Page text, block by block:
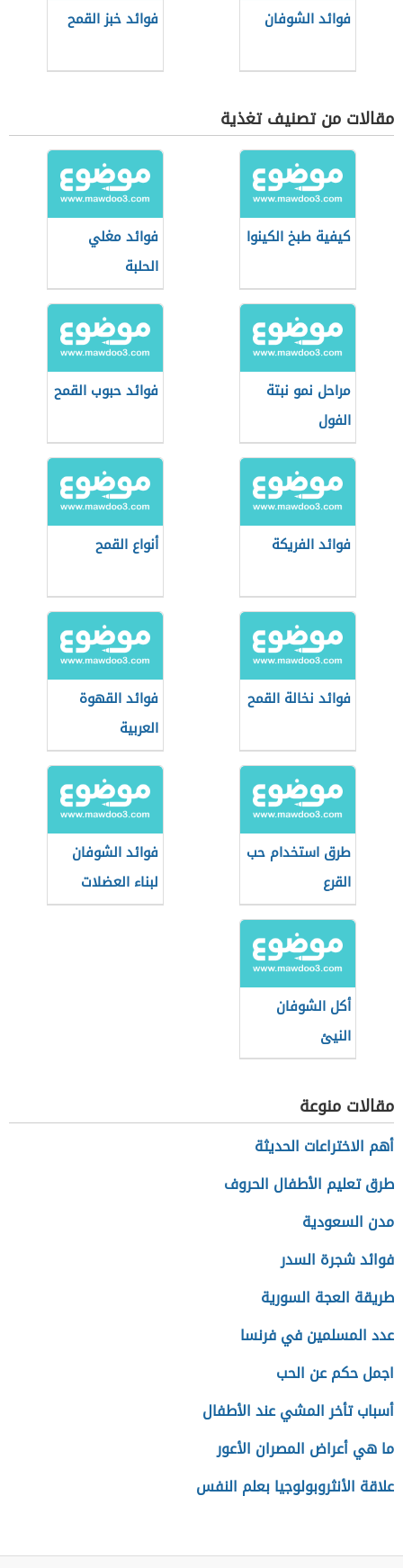
فوائد الشوفان فوائد خبز القمح
مقالات من تصنيف تغذية
كيفية طبخ الكينوا
فوائد مغلي
الحلبة
مراحل نمو نبتة
الفول
فوائد حبوب القمح
فوائد الفريكة أنواع القمح
فوائد نخالة القمح
فوائد القهوة
العربية
طرق استخدام حب
القرع
فوائد الشوفان
لبناء العضلات
أكل الشوفان
النيئ
مقالات منوعة
أهم الاختراعات الحديثة
طرق تعليم الأطفال الحروف
مدن السعودية
فوائد شجرة السدر
طريقة العجة السورية
عدد المسلمين في فرنسا
اجمل حكم عن الحب
أسباب تأخر المشي عند الأطفال
ما هي أعراض المصران الأعور
علاقة الأنثروبولوجيا بعلم النفس